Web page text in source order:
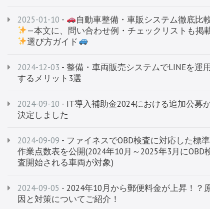
2024-09-05 - 2024年10月から郵便料金が上昇！？原
因と対策についてご紹介！
2024-09-09 - ファイネスでOBD検査に対応した標準
作業点数表を公開(2024年10月～2025年3月にOBD検
査開始される車両が対象)
2024-09-10 - IT導入補助金2024における追加公募が
決定しました
2024-12-03 - 整備・車両販売システムでLINEを運用
するメリット3選
2025-01-10 -
自動車整備・車販システム徹底比較
—本文に、問い合わせ例・チェックリストも掲載
選び方ガイド